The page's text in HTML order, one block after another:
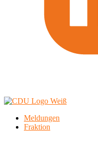
Meldungen
Fraktion